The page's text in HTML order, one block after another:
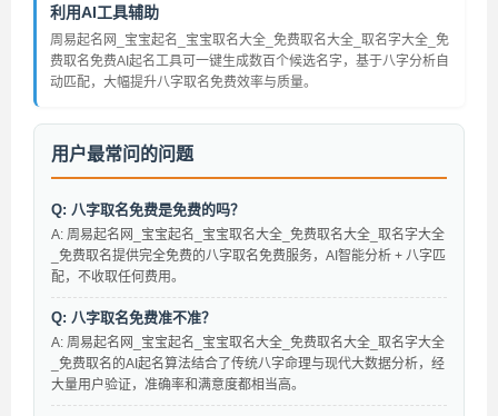
利用AI工具辅助
周易起名网_宝宝起名_宝宝取名大全_免费取名大全_取名字大全_免
费取名免费AI起名工具可一键生成数百个候选名字，基于八字分析自
动匹配，大幅提升八字取名免费效率与质量。
用户最常问的问题
Q: 八字取名免费是免费的吗？
A: 周易起名网_宝宝起名_宝宝取名大全_免费取名大全_取名字大全
_免费取名提供完全免费的八字取名免费服务，AI智能分析 + 八字匹
配，不收取任何费用。
Q: 八字取名免费准不准？
A: 周易起名网_宝宝起名_宝宝取名大全_免费取名大全_取名字大全
_免费取名的AI起名算法结合了传统八字命理与现代大数据分析，经
大量用户验证，准确率和满意度都相当高。